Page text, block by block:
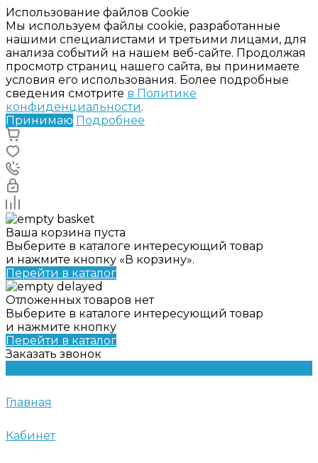
Использование файлов Cookie
Мы используем файлы cookie, разработанные
нашими специалистами и третьими лицами, для
анализа событий на нашем веб-сайте. Продолжая
просмотр страниц нашего сайта, вы принимаете
условия его использования. Более подробные
сведения смотрите в Политике
конфиденциальности.
Принимаю Подробнее
Ваша корзина пуста
Выберите в каталоге интересующий товар
и нажмите кнопку «В корзину».
Перейти в каталог
Отложенных товаров нет
Выберите в каталоге интересующий товар
и нажмите кнопку
Перейти в каталог
Заказать звонок
Главная
Кабинет